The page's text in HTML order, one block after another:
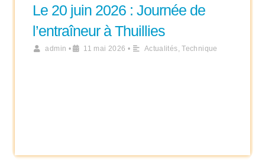
Le 20 juin 2026 : Journée de
l’entraîneur à Thuillies
admin • 11 mai 2026 • Actualités,Technique